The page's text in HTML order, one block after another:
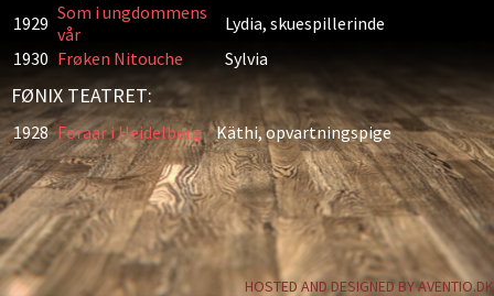
1929 Som i ungdommens
vår
Lydia, skuespillerinde
1930 Frøken Nitouche Sylvia
FØNIX TEATRET:
1928 Foraar i Heidelberg Käthi, opvartningspige
HOSTED AND DESIGNED BY AVENTIO.DK